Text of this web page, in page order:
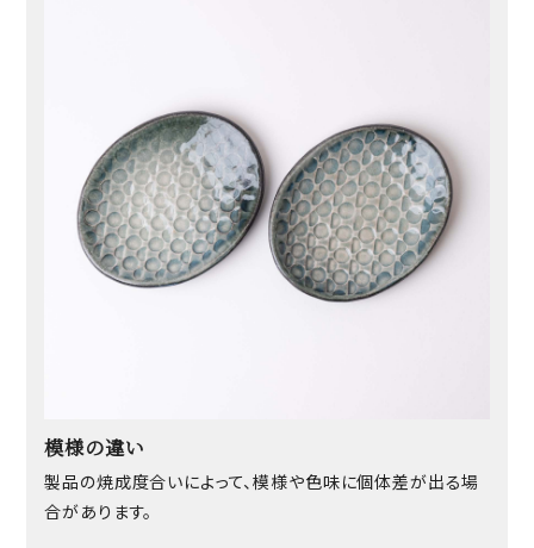
模様の違い
製品の焼成度合いによって、模様や色味に個体差が出る場
合があります。